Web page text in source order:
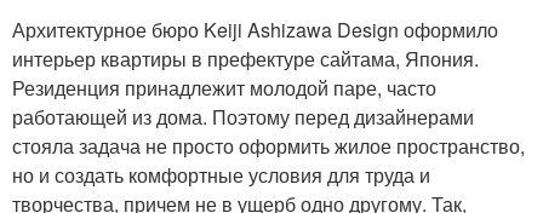
Архитектурное бюро Keiji Ashizawa Design оформило
интерьер квартиры в префектуре сайтама, Япония.
Резиденция принадлежит молодой паре, часто
работающей из дома. Поэтому перед дизайнерами
стояла задача не просто оформить жилое пространство,
но и создать комфортные условия для труда и
творчества, причем не в ущерб одно другому. Так,